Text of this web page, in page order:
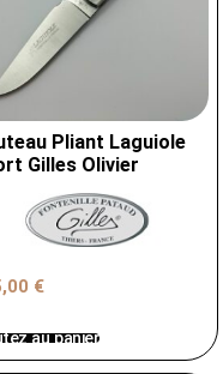
Pliant Laguiole
Gilles Olivier
€
au panier